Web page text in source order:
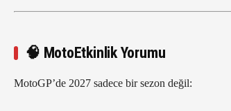
🧠 MotoEtkinlik Yorumu
MotoGP’de 2027 sadece bir sezon değil: